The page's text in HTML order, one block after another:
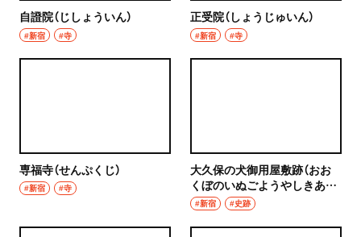
自證院（じしょういん）
#新宿 #寺
正受院（しょうじゅいん）
#新宿 #寺
専福寺（せんぷくじ）
#新宿 #寺
大久保の犬御用屋敷跡（おお
くぼのいぬごようやしきあ
と）
#新宿 #史跡